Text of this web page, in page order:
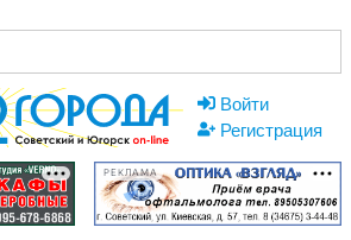
Войти
Регистрация
РЕКЛАМА